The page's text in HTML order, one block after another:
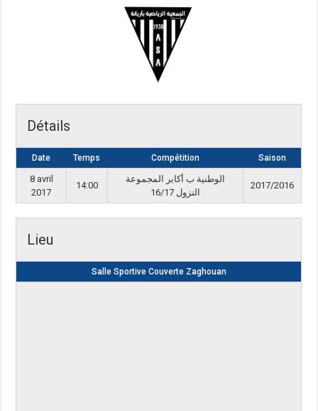
Détails
Date Temps Compétition Saison
8 avril
2017
14:00
الوطنية ب أكابر المجموعة
النزول 16/17
2017/2016
Lieu
Salle Sportive Couverte Zaghouan